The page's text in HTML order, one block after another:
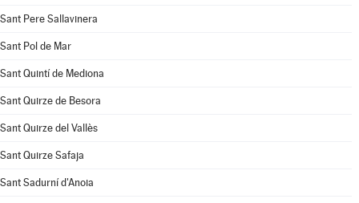
Sant Pere Sallavinera
Sant Pol de Mar
Sant Quintí de Mediona
Sant Quirze de Besora
Sant Quirze del Vallès
Sant Quirze Safaja
Sant Sadurní d'Anoia